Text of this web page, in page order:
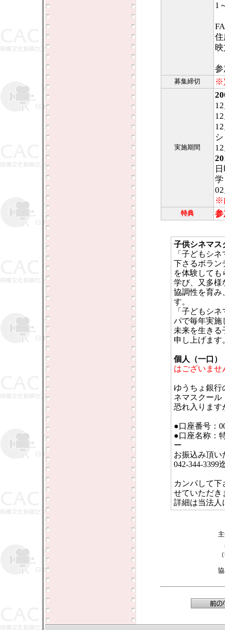
1
募集締切 ※
実施期間
学
※
特典
子供シネマス
「子どもシ
下さるボラン
を体験して
学び、又多様
協調性を育み
す。
「子どもシ
パで毎年実施
未来を生きる
申し上げます
個人（一口）
はございませ
ゆうちょ銀行
ネマスクー
恐れ入ります
●口座番号：
●口座名称：
ー
お振込み頂い
042-344-3399
カンパして
せていただき
詳細は当法人